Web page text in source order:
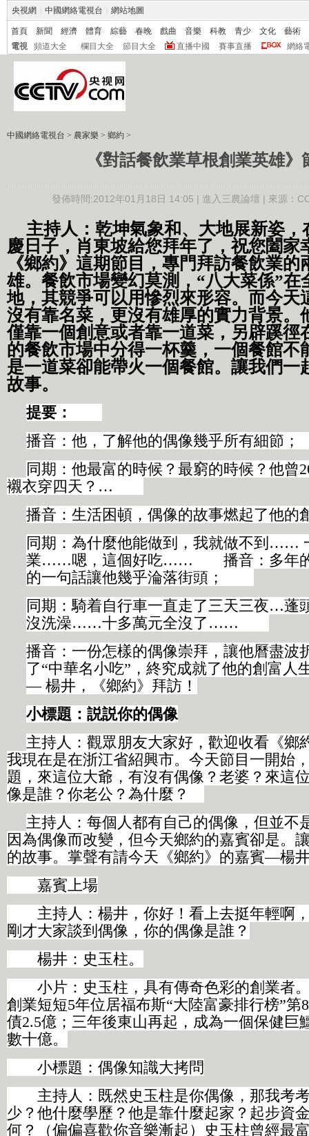
央視網 中國網絡電視台 網站地圖
首頁 新聞 經濟 體育 綜藝 春晚 戲曲 音樂 科教 青少 文化
藝術
電視
頻道大全 欄目大全 節目大全 直播中國 賽事直播 網絡
中國網絡電視台 > 農家樂 > 鄉約 >
《對話餐飲業草根創業英雄》
發佈時間:2012年01月18日 14:05 | 進入三農論壇 | 來源：
主持人：乾坤氣象和、大地展新姿，
慶日子，肖東坡給您拜年了，祝您闔家
《鄉約》這期節目，專門拜訪餐飲業的
雄。餐飲市場變幻莫測，“八大菜係”在
地，其競爭可以用慘烈來形容。而今天
沒有靠名菜，更沒有雄厚的實力背景。
僅靠一個創意或者靠一道菜，另辟蹊徑
的餐飲市場中分得一杯羹， 一個餐館不
是一道菜卻能帶火一個餐館。 讓我們一
故事。
提要：
播音：他，了解他的偶像幾乎所有細
同期：他最富的時候？最窮的時候？他曾
襯衣穿四天？…
播音：生活困頓，偶像的故事燃起了
同期：為什麼他能做到，我就做不到……
業……嗯，這個好吃…… 播音：多年的
的一句話讓他幾乎淪落街頭；
同期：騎着自行車一直走了三天三夜…
沒洗澡……十多萬元全沒了……
播音：一份怎樣的偶像崇拜，讓他曆盡波
了“中華名小吃”，終究成就了他的創富人
— 楊井，《鄉約》拜訪！
小標題：説説你的偶像
主持人：觀眾朋友大家好，歡迎收看《鄉
我現在是在浙江省紹興市。今天節目一開始
題，來這位大爺，有沒有偶像？老婆？來這
像是誰？你老公？為什麼？
主持人：每個人都有自己的偶像，但並不
因為偶像而改變，但今天鄉約的嘉賓卻是。
的故事。掌聲有請今天《鄉約》的嘉賓—楊
嘉賓上場
主持人：楊井，你好！看上去挺年輕啊
剛才大家談到偶像，你的偶像是誰？
楊井：史玉柱。
小片：史玉柱，具有傳奇色彩的創業者
創業短短5年位居福布斯“大陸富豪排行榜”第
債2.5億；三年後東山再起，成為一個保健巨
數十億。
小標題：偶像知識大拷問
主持人：既然史玉柱是你偶像，那我考
少？他什麼學歷？他是靠什麼起家？起步資
何？（偏偏喜歡你音樂漸起）史玉柱曾經最